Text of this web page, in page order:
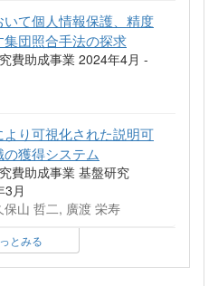
て個人情報保護、精度
団照合手法の探求
費助成事業 2024年4月 -
り可視化された説明可
獲得システム
費助成事業 基盤研究
月
山 哲二, 廣渡 栄寿
とみる